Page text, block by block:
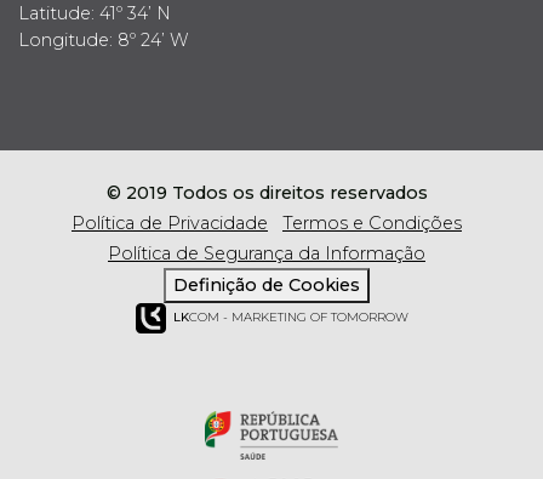
Latitude: 41º 34’ N
Longitude: 8º 24’ W
© 2019 Todos os direitos reservados
Política de Privacidade
Termos e Condições
Política de Segurança da Informação
Definição de Cookies
LKCOM - MARKETING OF TOMORROW